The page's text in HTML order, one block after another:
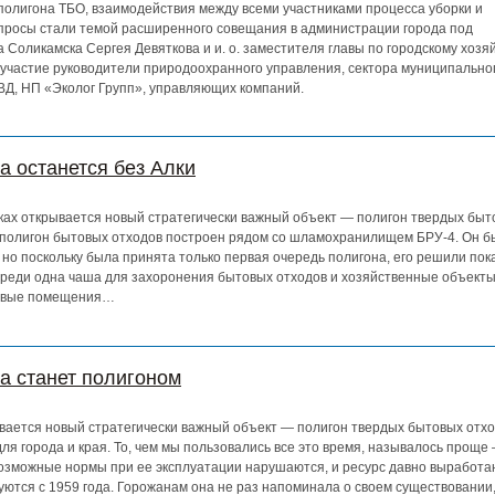
ТБО, взаимодействия между всеми участниками процесса уборки и
стали темой расширенного совещания в администрации города под
Соликамска Сергея Девяткова и и. о. заместителя главы по городскому
руководители природоохранного управления, сектора
НП «Эколог Групп», управляющих компаний.
останется без Алки
открывается новый стратегически важный объект — полигон твердых
бытовых отходов построен рядом со шламохранилищем БРУ-4. Он
поскольку была принята только первая очередь полигона, его решили
одна чаша для захоронения бытовых отходов и хозяйственные
помещения…
станет полигоном
новый стратегически важный объект — полигон твердых бытовых
города и края. То, чем мы пользовались все это время, называлось проще
нормы при ее эксплуатации нарушаются, и ресурс давно
с 1959 года. Горожанам она не раз напоминала о своем